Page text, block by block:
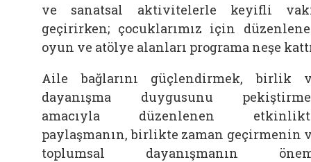
ve sanatsal aktivitelerle keyifli
geçirirken; çocuklarımız için
oyun ve atölye alanları programa neşe
Aile bağlarını güçlendirmek, birlik
dayanışma duygusunu
amacıyla düzenlenen
paylaşmanın, birlikte zaman geçirmenin
toplumsal dayanışmanın